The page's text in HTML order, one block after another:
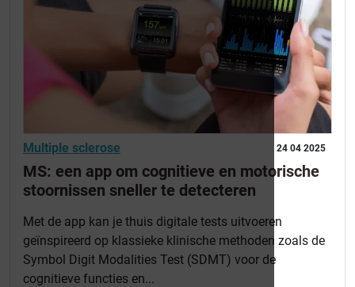
24 04 2025
Multiple sclerose
MS: een app om cognitieve en motorische
stoornissen sneller te detecteren
Met de app kan je thuis digitale tests uitvoeren
geïnspireerd op klassieke klinische methoden zoals de
Symbol Digit Modalities Test (SDMT) voor de
cognitieve functies en...